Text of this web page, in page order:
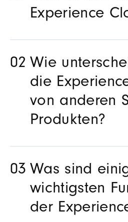
Experience
Wie
die
von anderen
Produkten?
Was sind
wichtigsten
der